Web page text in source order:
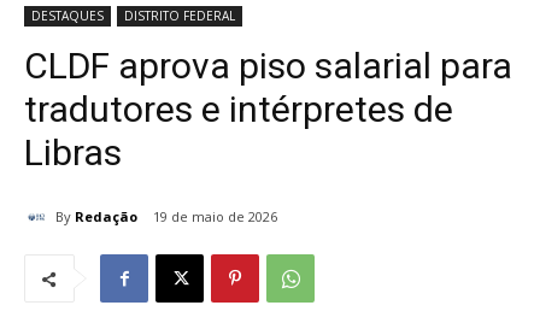
DESTAQUES DISTRITO FEDERAL
CLDF aprova piso salarial para
tradutores e intérpretes de
Libras
By Redação 19 de maio de 2026